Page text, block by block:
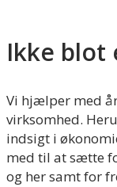
Ikke blot
Vi hjælper med
virksomhed.
indsigt i
med til at sætte
og her samt for